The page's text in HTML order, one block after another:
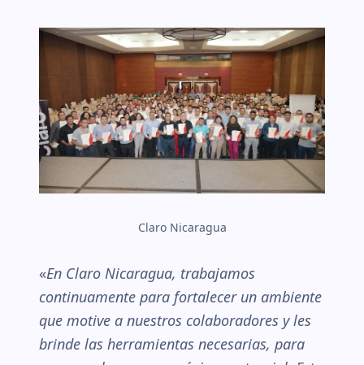
Claro Nicaragua
«En Claro Nicaragua, trabajamos
continuamente para fortalecer un ambiente
que motive a nuestros colaboradores y les
brinde las herramientas necesarias, para